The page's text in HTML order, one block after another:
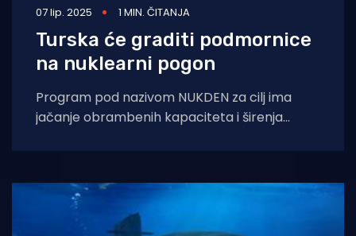
07 lip. 2025 1 MIN. ČITANJA
Turska će graditi podmornice
na nuklearni pogon
Program pod nazivom NUKDEN za cilj ima
jačanje obrambenih kapaciteta i širenja
udaljenostima, piše OVD.